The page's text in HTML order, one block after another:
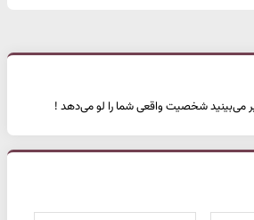
می‌بینید شخصیت واقعی شما را لو می‌دهد !